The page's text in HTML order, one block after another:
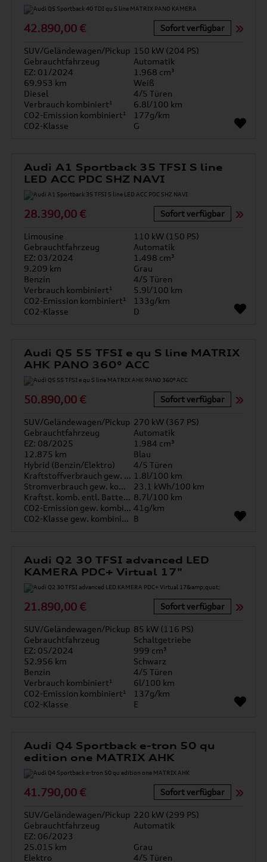
42.890,00 € Sofort verfügbar
SUV/Geländewagen/Pickup 150 kW (204 PS)
Gebrauchtfahrzeug
Automatik
EZ: 01/2024
1.968 cm³
69.953 km
Weiß
Diesel
4/5 Türen
Verbrauch kombiniert¹
6.8l/100 km
CO2-Emission kombiniert¹
177g/km
CO2-Klasse
G
Audi A1 Sportback 35 TFSI S line
LED ACC PDC SHZ NAVI
28.390,00 € Sofort verfügbar
Limousine
110 kW (150 PS)
Gebrauchtfahrzeug
Automatik
EZ: 03/2024
1.498 cm³
9.209 km
Grau
Benzin
4/5 Türen
Verbrauch kombiniert¹
5.9l/100 km
CO2-Emission kombiniert¹
133g/km
CO2-Klasse
D
Audi Q5 55 TFSI e qu S line MATRIX
AHK PANO 360° ACC
50.890,00 € Sofort verfügbar
SUV/Geländewagen/Pickup 270 kW (367 PS)
Gebrauchtfahrzeug
Automatik
EZ: 08/2025
1.984 cm³
12.875 km
Blau
Hybrid (Benzin/Elektro)
4/5 Türen
Kraftstoffverbrauch gew. kombiniert 1.8l/100 km
Stromverbrauch gew. kombiniert
23.1 kWh/100 km
Kraftst. komb. entl. Batterie 8.7l/100 km
CO2-Emission gew. kombiniert 41g/km
CO2-Klasse gew. kombiniert B
Audi Q2 30 TFSI advanced LED
KAMERA PDC+ Virtual 17"
21.890,00 € Sofort verfügbar
SUV/Geländewagen/Pickup 85 kW (116 PS)
Gebrauchtfahrzeug
Schaltgetriebe
EZ: 05/2024
999 cm³
52.956 km
Schwarz
Benzin
4/5 Türen
Verbrauch kombiniert¹
6l/100 km
CO2-Emission kombiniert¹
137g/km
CO2-Klasse
E
Audi Q4 Sportback e-tron 50 qu
edition one MATRIX AHK
41.790,00 € Sofort verfügbar
SUV/Geländewagen/Pickup 220 kW (299 PS)
Gebrauchtfahrzeug
Automatik
EZ: 06/2023
25.015 km
Grau
Elektro
4/5 Türen